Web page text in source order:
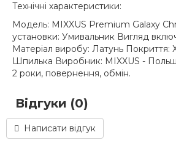
Технічні характеристики:
Модель: MIXXUS Premium Galaxy
установки: Умивальник Вигляд
Матеріал виробу: Латунь Покриття:
Шпилька Виробник: MIXXUS -
2 роки, повернення, обмін.
Відгуки (0)
Написати відгук